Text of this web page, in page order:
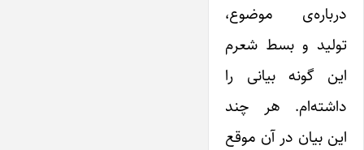
درباره‌ی موضوع،
تولید و بسط شعرم
‌این گونه بیانی را
داشته‌ام. هر چند
‌این بیان در آن موقع